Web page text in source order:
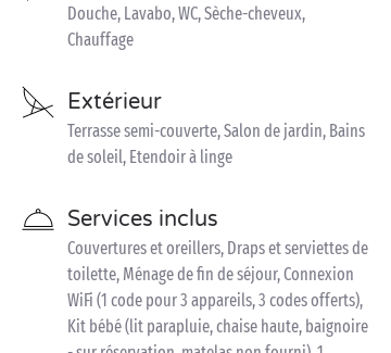
Douche, Lavabo, WC, Sèche-cheveux,
Chauffage
Extérieur
Terrasse semi-couverte, Salon de jardin, Bains
de soleil, Etendoir à linge
Services inclus
Couvertures et oreillers, Draps et serviettes de
toilette, Ménage de fin de séjour, Connexion
WiFi (1 code pour 3 appareils, 3 codes offerts),
Kit bébé (lit parapluie, chaise haute, baignoire